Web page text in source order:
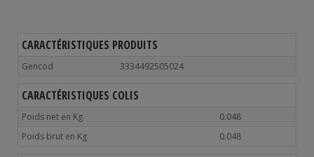
CARACTÉRISTIQUES PRODUITS
Gencod 3334492505024
CARACTÉRISTIQUES COLIS
Poids net en Kg
0.048
Poids brut en Kg
0.048